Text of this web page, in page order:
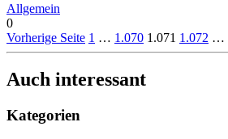
Allgemein
0
Vorherige Seite 1 … 1.070 1.071 1.072 …
Auch interessant
Kategorien